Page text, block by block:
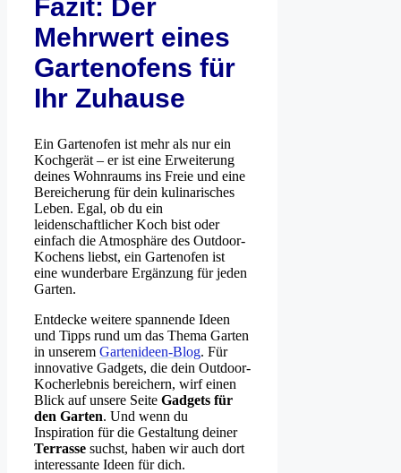
Fazit: Der
Mehrwert eines
Gartenofens für
Ihr Zuhause
Ein Gartenofen ist mehr als nur ein
Kochgerät – er ist eine Erweiterung
deines Wohnraums ins Freie und eine
Bereicherung für dein kulinarisches
Leben. Egal, ob du ein
leidenschaftlicher Koch bist oder
einfach die Atmosphäre des Outdoor-
Kochens liebst, ein Gartenofen ist
eine wunderbare Ergänzung für jeden
Garten.
Entdecke weitere spannende Ideen
und Tipps rund um das Thema Garten
in unserem Gartenideen-Blog. Für
innovative Gadgets, die dein Outdoor-
Kocherlebnis bereichern, wirf einen
Blick auf unsere Seite Gadgets für
den Garten. Und wenn du
Inspiration für die Gestaltung deiner
Terrasse suchst, haben wir auch dort
interessante Ideen für dich.